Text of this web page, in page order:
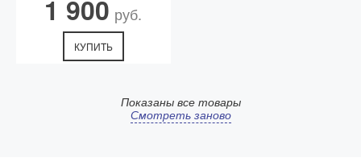
1 900 руб.
КУПИТЬ
Показаны все товары
Смотреть заново